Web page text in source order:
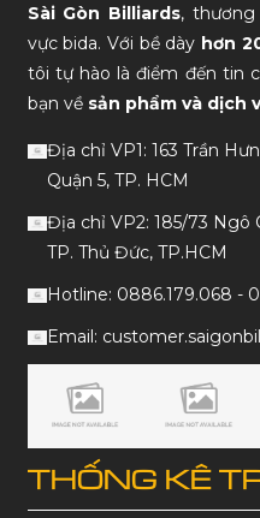
Sài Gòn Billiards,
vực bida. Với bề dày hơn
tôi tự hào là điểm đến tin
bạn về sản phẩm và dịch
Địa chỉ VP1: 163 Trần
Quận 5, TP. HCM
Địa chỉ VP2: 185/73 Ngô
TP. Thủ Đức, TP.HCM
Hotline: 0886.179.068 -
Email:
THỐNG KÊ